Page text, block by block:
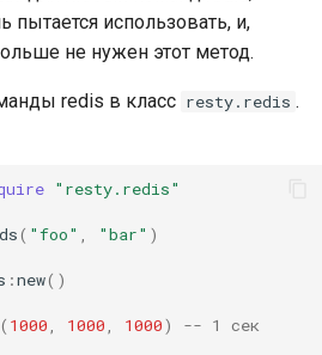
пытается использовать, и,
не нужен этот метод.
redis в класс resty.redis .
"resty.redis"
( "foo" "bar" )
:new()
( 1000 1000 1000) -- 1 сек